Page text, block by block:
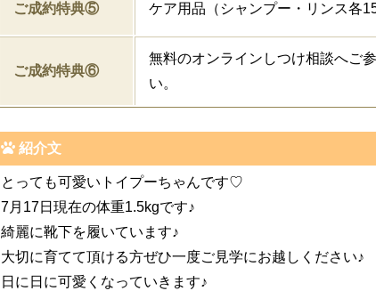
ご成約特典⑤ ケア用品（シャンプー・リンス各
ご成約特典⑥
無料のオンラインしつけ相談へご
い。
紹介文
とっても可愛いトイプーちゃんです♡
7月17日現在の体重1.5kgです♪
綺麗に靴下を履いています♪
大切に育てて頂ける方ぜひ一度ご見学にお越しください♪
日に日に可愛くなっていきます♪